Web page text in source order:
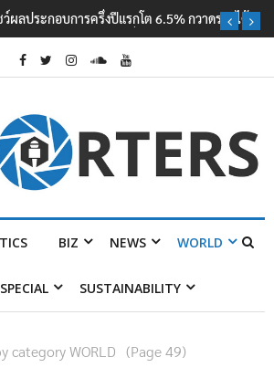
ครึ่งปีแรกโต 6.5% กวาดรายได้ 2.3 หมื่นล้านยูโร
พร้อมส่ง 4 แบรนด์ใหม่บุกตลาดไทย
BIZ NEWS WORLD